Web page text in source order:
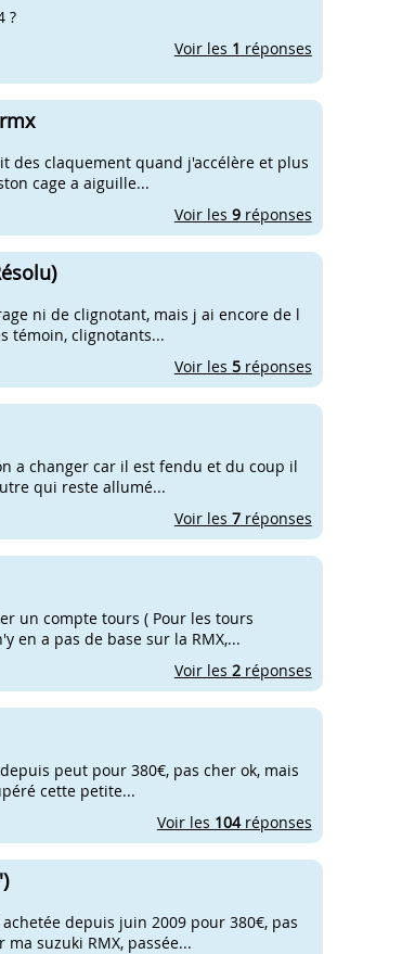
?
Voir les 1 réponses
des claquement quand j'accélère et plus
cage a aiguille...
Voir les 9réponses
ni de clignotant, mais j ai encore de l
témoin, clignotants...
Voir les 5réponses
a changer car il est fendu et du coup il
qui reste allumé...
Voir les 7réponses
un compte tours ( Pour les tours
en a pas de base sur la RMX,...
Voir les 2réponses
peut pour 380€, pas cher ok, mais
cette petite...
Voir les 104réponses
depuis juin 2009 pour 380€, pas
suzuki RMX, passée...